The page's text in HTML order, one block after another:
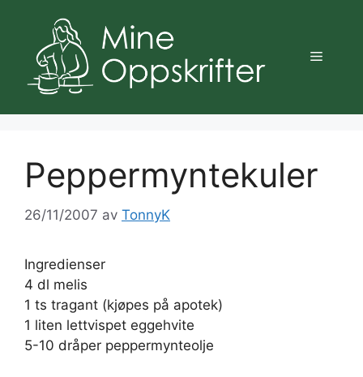
innhold
Meny
Peppermyntekuler
26/11/2007 av TonnyK
Ingredienser
4 dl melis
1 ts tragant (kjøpes på apotek)
1 liten lettvispet eggehvite
5-10 dråper peppermynteolje